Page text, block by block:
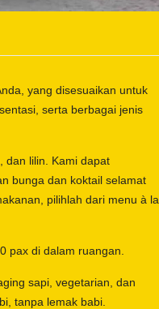
yang disesuaikan untuk
serta berbagai jenis
dan lilin. Kami dapat
bunga dan koktail selamat
pilihlah dari menu à la
pax di dalam ruangan.
sapi, vegetarian, dan
tanpa lemak babi.